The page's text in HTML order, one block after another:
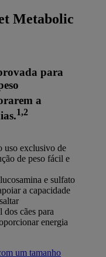
Metabolic
para
a
1,2
uso exclusivo de
de peso fácil e
e sulfato
a capacidade
dos cães para
energia
um tamanho